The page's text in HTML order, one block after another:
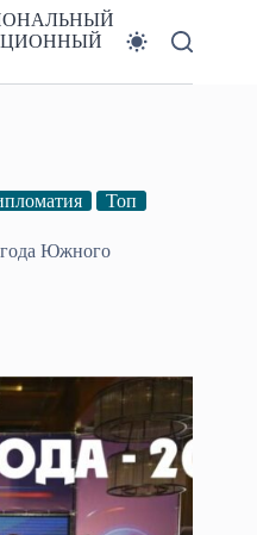
Топ
Южного